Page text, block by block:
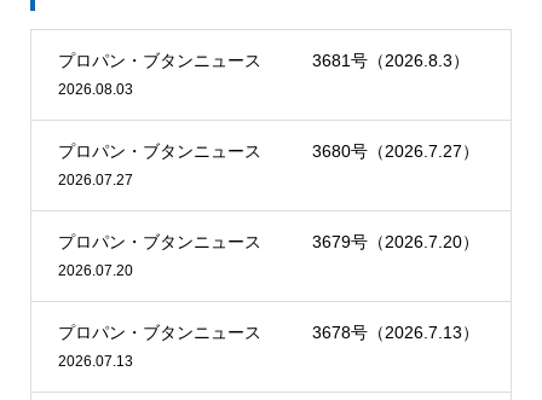
プロパン・ブタンニュース 3681号（2026.8.3）
2026.08.03
プロパン・ブタンニュース 3680号（2026.7.27）
2026.07.27
プロパン・ブタンニュース 3679号（2026.7.20）
2026.07.20
プロパン・ブタンニュース 3678号（2026.7.13）
2026.07.13